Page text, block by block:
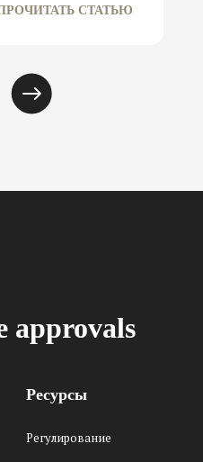
СТАТЬЮ
approvals
Ресурсы
Регулирование